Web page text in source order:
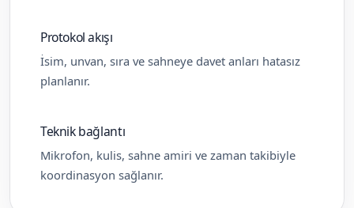
Protokol akışı
İsim, unvan, sıra ve sahneye davet anları hatasız
planlanır.
Teknik bağlantı
Mikrofon, kulis, sahne amiri ve zaman takibiyle
koordinasyon sağlanır.